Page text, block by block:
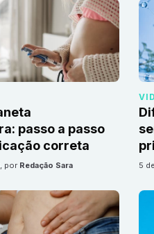
passo a passo
correta
, por Redação Sara 5